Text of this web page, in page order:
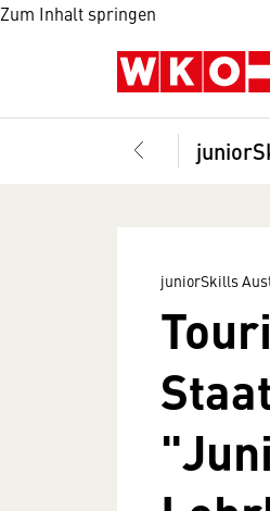
Zum Inhalt springen
juniorSkills